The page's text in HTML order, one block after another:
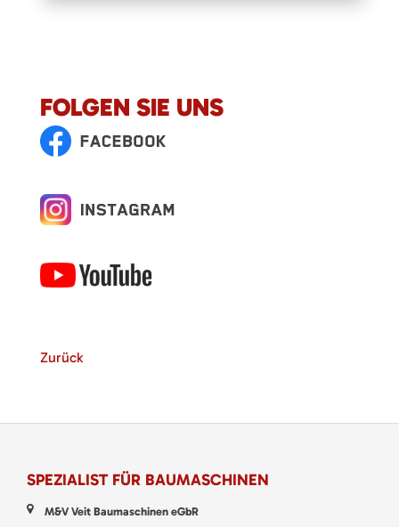
FOLGEN SIE UNS
Zurück
SPEZIALIST FÜR BAUMASCHINEN
M&V Veit Baumaschinen eGbR